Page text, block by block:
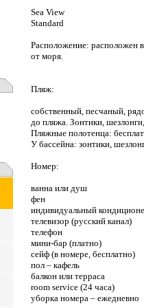
Sea View
Standard
Расположение: расположен
от моря.
Пляж:
собственный, песчаный,
до пляжа. Зонтики,
Пляжные полотенца:
У бассейна: зонтики,
Номер:
ванна или душ
фен
индивидуальный
телевизор (русский канал)
телефон
мини-бар (платно)
сейф (в номере, бесплатно)
пол – кафель
балкон или терраса
room service (24 часа)
уборка номера – ежедневно